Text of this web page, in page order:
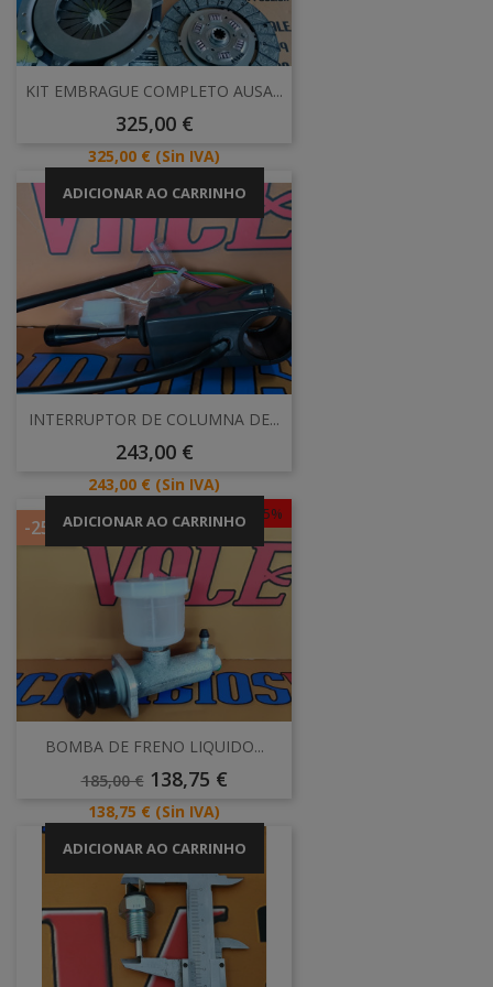
KIT EMBRAGUE COMPLETO AUSA...
Preço
325,00 €
Preço
325,00 € (Sin IVA)
ADICIONAR AO CARRINHO
INTERRUPTOR DE COLUMNA DE...
Preço
243,00 €
Preço
243,00 € (Sin IVA)
ADICIONAR AO CARRINHO -25%
-25%
BOMBA DE FRENO LIQUIDO...
Preço
185,00 € Preço
138,75 €
Preço
138,75 € (Sin IVA)
ADICIONAR AO CARRINHO